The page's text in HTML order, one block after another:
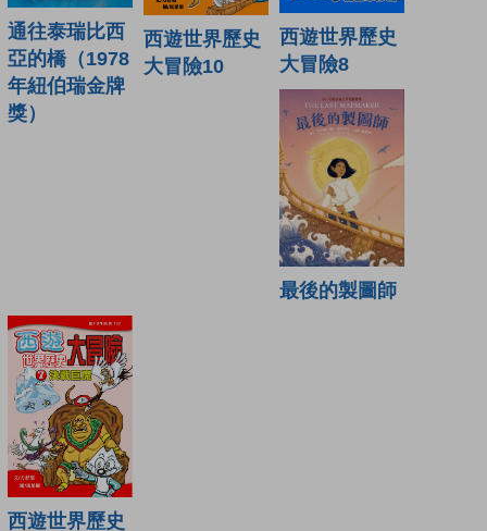
通往泰瑞比西
亞的橋（1978
年紐伯瑞金牌
獎）
西遊世界歷史
大冒險10
西遊世界歷史
大冒險8
最後的製圖師
西遊世界歷史